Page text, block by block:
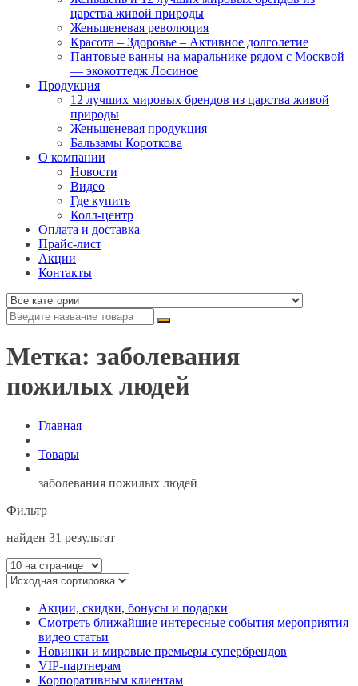
царства живой природы
Женьшеневая революция
Красота – Здоровье – Активное долголетие
Пантовые ванны на маральнике рядом с Москвой
— экокоттедж Лосиное
Продукция
12 лучших мировых брендов из царства живой
природы
Женьшеневая продукция
Бальзамы Короткова
О компании
Новости
Видео
Где купить
Колл-центр
Оплата и доставка
Прайс-лист
Акции
Контакты
Метка: заболевания
пожилых людей
Главная
Товары
заболевания пожилых людей
Фильтр
найден 31 результат
Акции, скидки, бонусы и подарки
Смотреть ближайшие интересные события мероприятия
видео статьи
Новинки и мировые премьеры супербрендов
VIP-партнерам
Корпоративным клиентам